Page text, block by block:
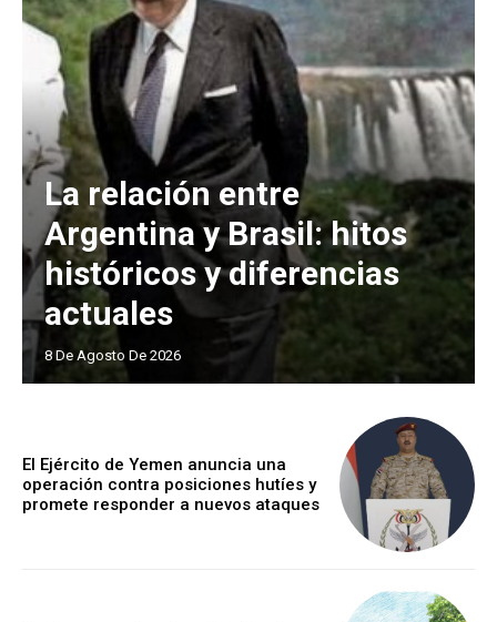
La relación entre
Argentina y Brasil: hitos
históricos y diferencias
actuales
8 De Agosto De 2026
El Ejército de Yemen anuncia una
operación contra posiciones hutíes y
promete responder a nuevos ataques